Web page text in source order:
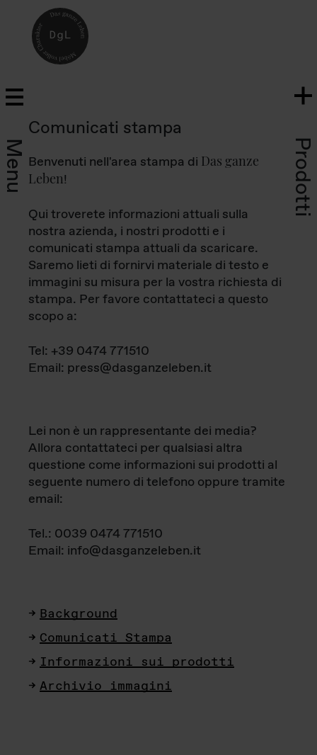
Menu Prodotti
Comunicati stampa
Benvenuti nell'area stampa di Das ganze
Leben!
Qui troverete informazioni attuali sulla
nostra azienda, i nostri prodotti e i
comunicati stampa attuali da scaricare.
Saremo lieti di fornirvi materiale di testo e
immagini su misura per la vostra richiesta di
stampa. Per favore contattateci a questo
scopo a:
Tel: +39 0474 771510
Email: press@dasganzeleben.it
Lei non è un rappresentante dei media?
Allora contattateci per qualsiasi altra
questione come informazioni sui prodotti al
seguente numero di telefono oppure tramite
email:
Tel.: 0039 0474 771510
Email: info@dasganzeleben.it
Background
Comunicati Stampa
Informazioni sui prodotti
Archivio immagini